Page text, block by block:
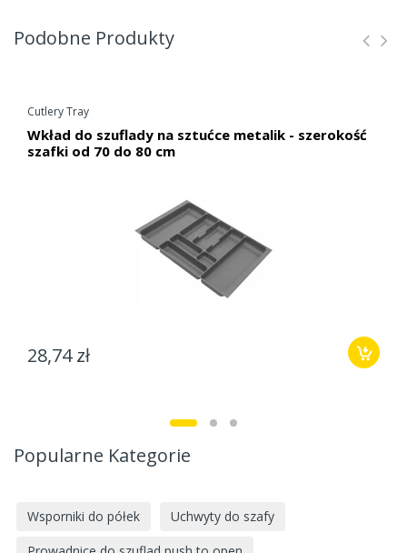
Podobne Produkty
Cutlery Tray
Wkład do szuflady na sztućce metalik - szerokość
szafki od 70 do 80 cm
28,74 zł
Popularne Kategorie
Wsporniki do półek
Uchwyty do szafy